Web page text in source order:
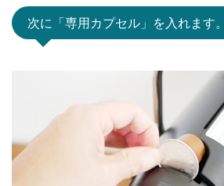
次に「専用カプセル」を入れます。